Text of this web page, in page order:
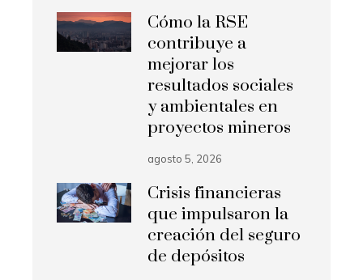
Cómo la RSE
contribuye a
mejorar los
resultados sociales
y ambientales en
proyectos mineros
agosto 5, 2026
Crisis financieras
que impulsaron la
creación del seguro
de depósitos